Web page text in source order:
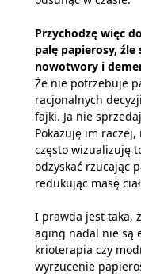
Przychodzę więc
palę papierosy, źle
nowotwory i
Że nie potrzebuje
racjonalnych
fajki. Ja nie
Pokazuję im
często wizualizuję
odzyskać rzucając
redukując masę
I prawda jest taka,
aging nadal nie są
krioterapia czy
wyrzucenie